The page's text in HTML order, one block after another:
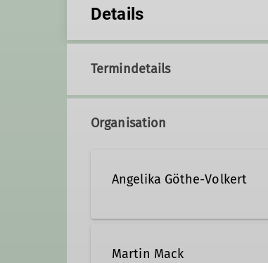
Details
Termindetails
Organisation
Angelika Göthe-Volkert
Martin Mack